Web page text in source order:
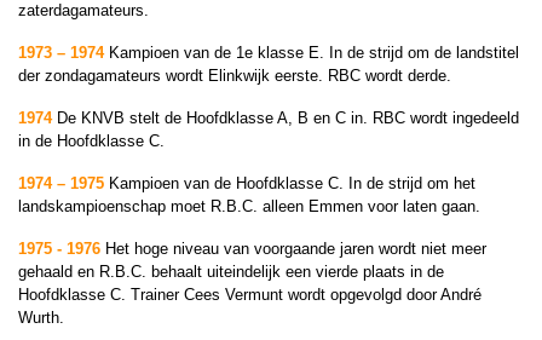
zaterdagamateurs.
1973 – 1974 Kampioen van de 1e klasse E. In de strijd om de landstitel
der zondagamateurs wordt Elinkwijk eerste. RBC wordt derde.
1974 De KNVB stelt de Hoofdklasse A, B en C in. RBC wordt ingedeeld
in de Hoofdklasse C.
1974 – 1975 Kampioen van de Hoofdklasse C. In de strijd om het
landskampioenschap moet R.B.C. alleen Emmen voor laten gaan.
1975 - 1976 Het hoge niveau van voorgaande jaren wordt niet meer
gehaald en R.B.C. behaalt uiteindelijk een vierde plaats in de
Hoofdklasse C. Trainer Cees Vermunt wordt opgevolgd door André
Wurth.